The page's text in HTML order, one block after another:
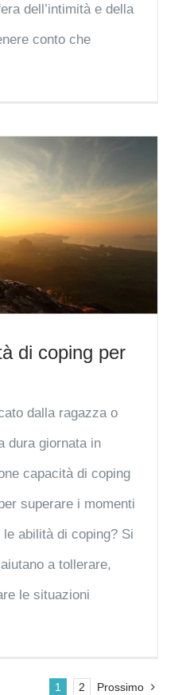
dell’intimità e della
conto che
di coping per
dalla ragazza o
dura giornata in
capacità di coping
superare i momenti
abilità di coping? Si
a tollerare,
le situazioni
1 2 Prossimo